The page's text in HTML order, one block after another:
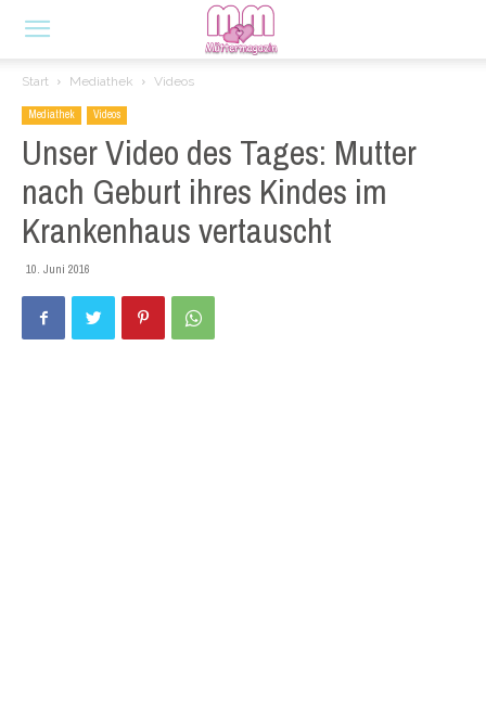
Start Mediathek Videos
Mediathek Videos
Unser Video des Tages: Mutter
nach Geburt ihres Kindes im
Krankenhaus vertauscht
10. Juni 2016